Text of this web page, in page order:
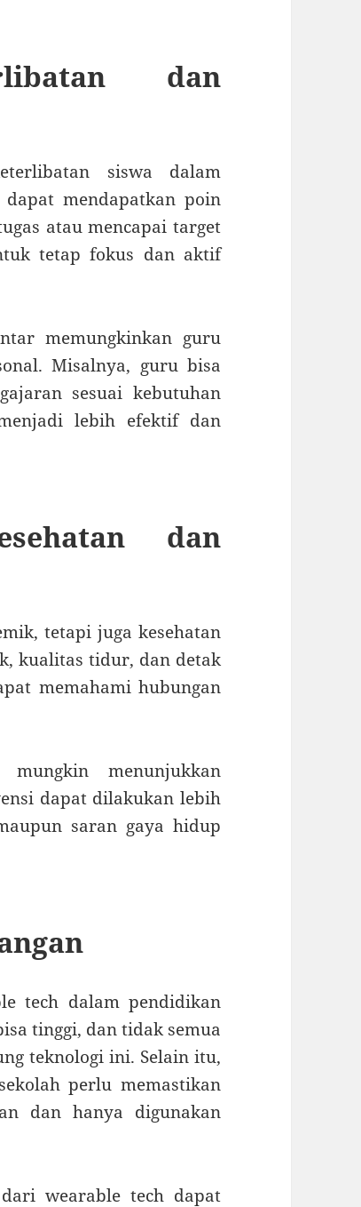
dan
siswa dalam
dapat mendapatkan poin
atau mencapai target
tetap fokus dan aktif
memungkinkan guru
Misalnya, guru bisa
sesuai kebutuhan
lebih efektif dan
dan
tetapi juga kesehatan
kualitas tidur, dan detak
memahami hubungan
menunjukkan
dapat dilakukan lebih
saran gaya hidup
tech dalam pendidikan
tinggi, dan tidak semua
teknologi ini. Selain itu,
perlu memastikan
dan hanya digunakan
wearable tech dapat